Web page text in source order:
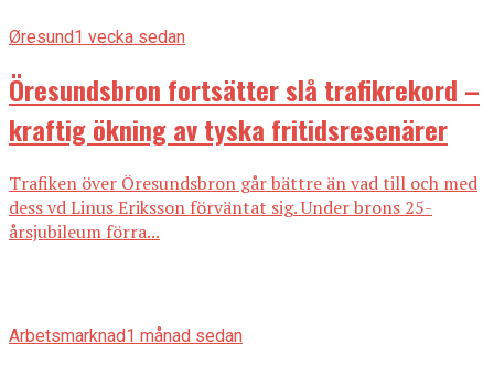
Øresund1 vecka sedan
Öresundsbron fortsätter slå trafikrekord –
kraftig ökning av tyska fritidsresenärer
Trafiken över Öresundsbron går bättre än vad till och med
dess vd Linus Eriksson förväntat sig. Under brons 25-
årsjubileum förra...
Arbetsmarknad1 månad sedan